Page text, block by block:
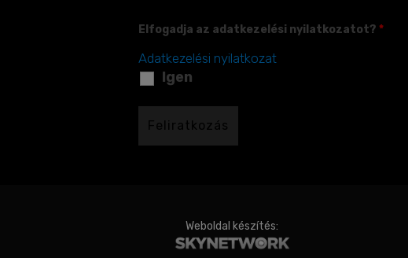
Elfogadja az adatkezelési nyilatkozatot? *
Igen
Adatkezelési nyilatkozat
Weboldal készítés: